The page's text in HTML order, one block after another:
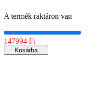
A termék raktáron van
147994 Ft
Kosárba